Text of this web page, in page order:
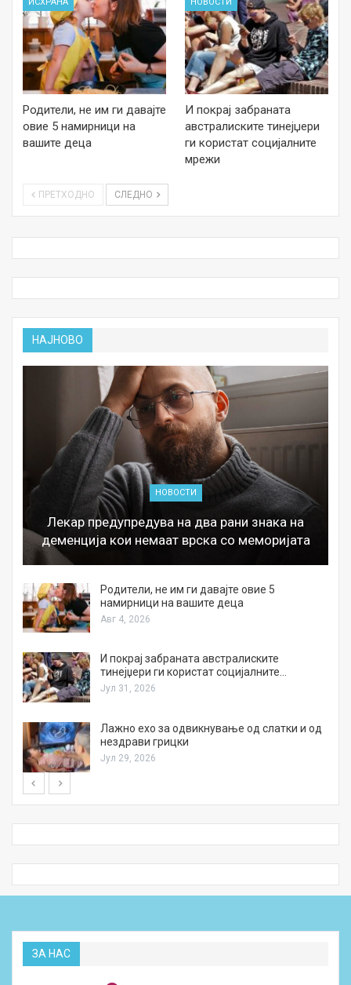
ИСХРАНА
Родители, не им ги давајте
овие 5 намирници на
вашите деца
НОВОСТИ
И покрај забраната
австралиските тинејџери
ги користат социјалните
мрежи
ПРЕТХОДНО СЛЕДНО
НАЈНОВО
НОВОСТИ
Лекар предупредува на два рани знака на
деменција кои немаат врска со меморијата
Родители, не им ги давајте овие 5
намирници на вашите деца
Авг 4, 2026
И покрај забраната австралиските
тинејџери ги користат социјалните…
Јул 31, 2026
Лажно ехо за одвикнување од слатки и од
нездрави грицки
Јул 29, 2026
ЗА НАС